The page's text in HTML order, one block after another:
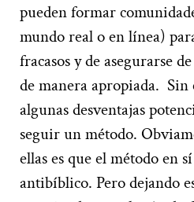
pueden formar
mundorealoen línea)
fracasos y de asegurarse
de manera apropiada. Sin
algunas desventajas
seguir unmétodo.
ellas es que el método en sí
antibíblico. Pero dejando